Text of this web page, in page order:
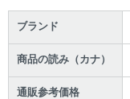
ブランド
商品の読み（カナ）
通販参考価格